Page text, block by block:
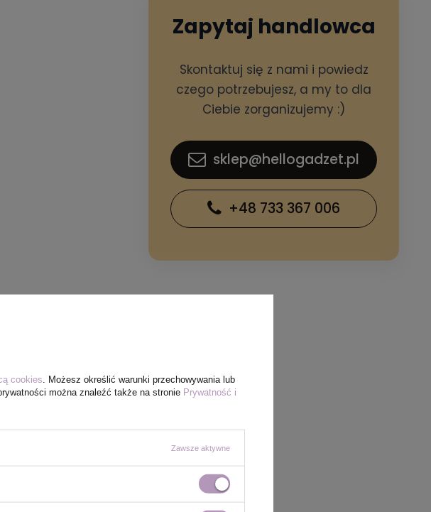
Zapytaj handlowca
Skontaktuj się z nami i powiedz
czego potrzebujesz, a my to dla
Ciebie zorganizujemy :)
sklep@hellogadzet.pl
+48 733 367 006
cookies . Możesz określić warunki przechowywania lub
można znaleźć także na stronie Prywatność i
Zawsze aktywne